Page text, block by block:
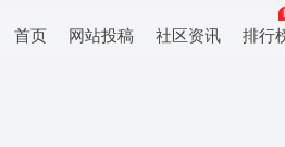
首页 网站投稿 社区资讯 排行